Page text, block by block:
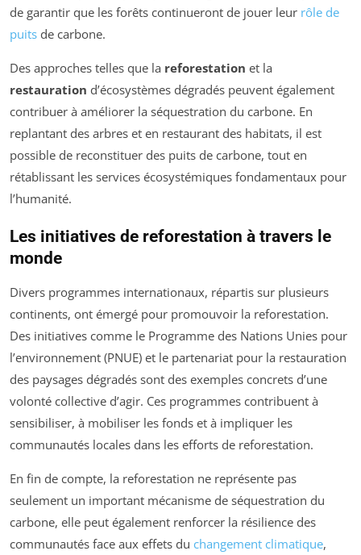
de garantir que les forêts continueront de jouer leur rôle de
puits de carbone.
Des approches telles que la reforestation et la
restauration d’écosystèmes dégradés peuvent également
contribuer à améliorer la séquestration du carbone. En
replantant des arbres et en restaurant des habitats, il est
possible de reconstituer des puits de carbone, tout en
rétablissant les services écosystémiques fondamentaux pour
l’humanité.
Les initiatives de reforestation à travers le
monde
Divers programmes internationaux, répartis sur plusieurs
continents, ont émergé pour promouvoir la reforestation.
Des initiatives comme le Programme des Nations Unies pour
l’environnement (PNUE) et le partenariat pour la restauration
des paysages dégradés sont des exemples concrets d’une
volonté collective d’agir. Ces programmes contribuent à
sensibiliser, à mobiliser les fonds et à impliquer les
communautés locales dans les efforts de reforestation.
En fin de compte, la reforestation ne représente pas
seulement un important mécanisme de séquestration du
carbone, elle peut également renforcer la résilience des
communautés face aux effets du changement climatique,